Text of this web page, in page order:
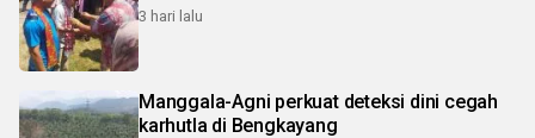
3 hari lalu
Manggala-Agni perkuat deteksi dini cegah
karhutla di Bengkayang